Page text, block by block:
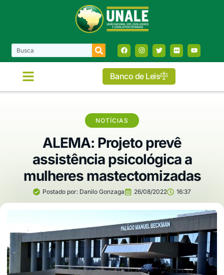
Banco de Leis
NOTÍCIAS
ALEMA: Projeto prevê
assistência psicológica a
mulheres mastectomizadas
Postado por: Danilo Gonzaga 26/08/2022 16:37